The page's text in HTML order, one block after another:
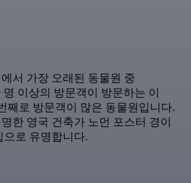
서 가장 오래된 동물원 중
이상의 방문객이 방문하는 이
째로 방문객이 많은 동물원입니다.
한 영국 건축가 노먼 포스터 경이
으로 유명합니다.